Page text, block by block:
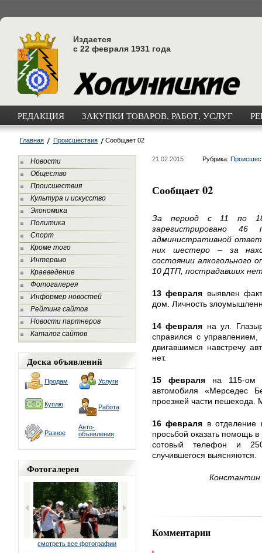
Издается
с 22 февраля 1931 года
РЕДАКЦИЯ ЗАКУПКИ ТОВАРОВ, РАБОТ, УСЛУГ
Главная Происшествия Сообщает 02
Новости
Общество
Происшествия
Культура и искусство
Экономика
Политика
Спорт
Кроме того
Интервью
Краеведение
Фотогалерея
Информер новостей
Рейтинг сайтов
Новости партнеров
Каталог сайтов
Доска объявлений
Продам Услуги
Куплю Работа
Разное
Авто-
объявления
Фотогалерея
смотреть все фотографии
21.02.2015 Рубрика:
Сообщает 02
За период с 11 по
зарегистрировано
административной
них шестеро – за
состоянии алкогольного
10 ДТП, пострадавших
13 февраля выявлен
дом. Личность
14 февраля на ул.
справился с управлением,
двигавшимся навстречу
нет.
15 февраля на 115-ом
автомобиля «Мерседес
проезжей части пешехода.
16 февраля в отделение
просьбой оказать помощь в
сотовый телефон и
случившегося выясняются.
Константин
Комментарии